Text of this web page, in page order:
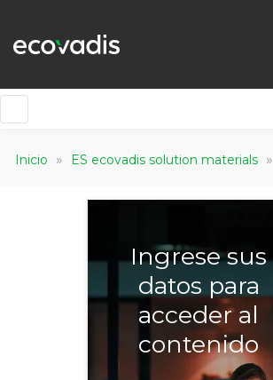
Inicio » ES ecovadis solution materials »
Ingrese sus
datos para
acceder al
contenido